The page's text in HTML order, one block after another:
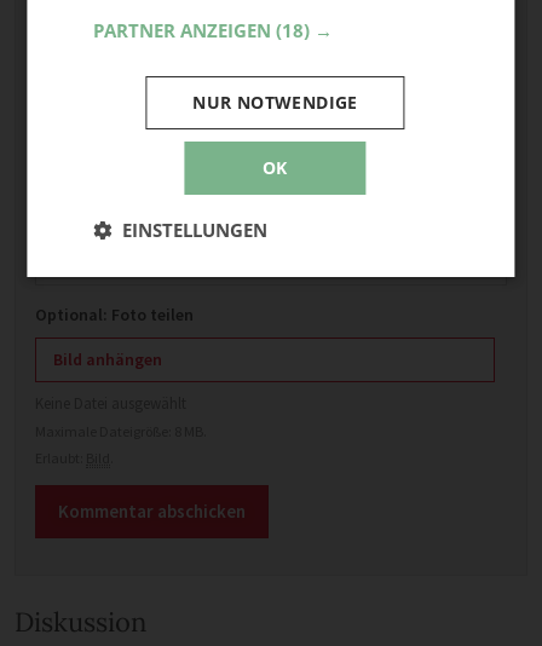
Optional: Foto teilen
Bild anhängen
Diskussion
PARTNER ANZEIGEN (18) →
OK
NUR NOTWENDIGE
EINSTELLUNGEN